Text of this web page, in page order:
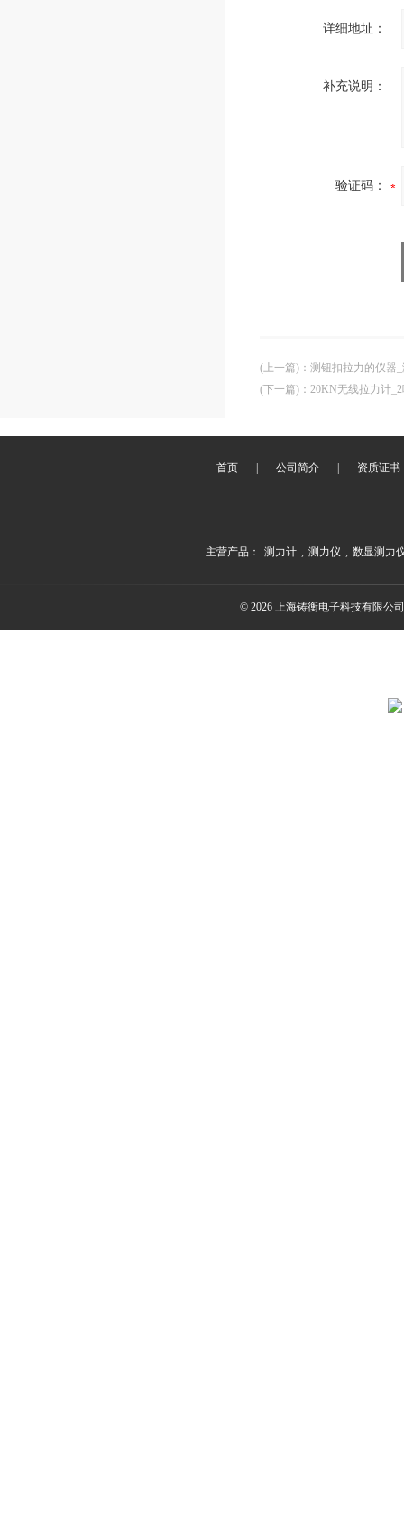
详细地址：
补充说明：
验证码：
(上一篇) ： 测钮扣拉力的仪器
(下一篇) ： 20KN无线拉力计
首页 公司简介 资质证书
主营产品： 测力计 , 测力仪 , 数显测力
© 2026 上海铸衡电子科技有限公